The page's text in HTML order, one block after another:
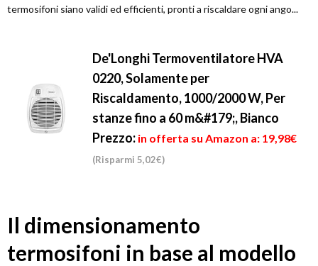
termosifoni siano validi ed efficienti, pronti a riscaldare ogni ango...
De'Longhi Termoventilatore HVA
0220, Solamente per
Riscaldamento, 1000/2000 W, Per
stanze fino a 60 m&#179;, Bianco
Prezzo: in offerta su Amazon a: 19,98€
(Risparmi 5,02€)
Il dimensionamento
termosifoni in base al modello